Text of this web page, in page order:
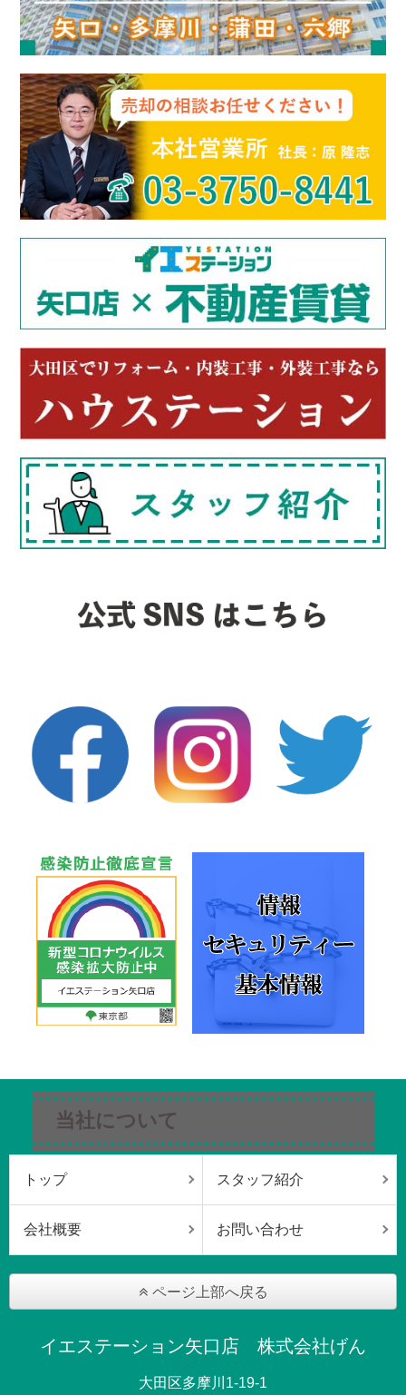
当社について
トップ スタッフ紹介
会社概要 お問い合わせ
ページ上部へ戻る
イエステーション矢口店 株式会社げん
大田区多摩川1-19-1